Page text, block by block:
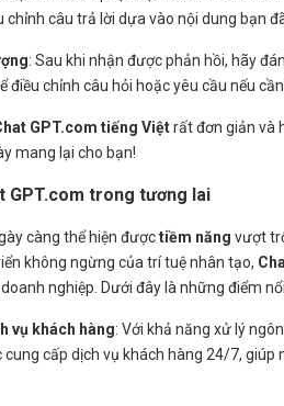
chỉnh câu trả lời dựa vào nội dung bạn
: Sau khi nhận được phản hồi, hãy
điều chỉnh câu hỏi hoặc yêu cầu nếu
GPT.com tiếng Việtrất đơn giản và
mang lại cho bạn!
GPT.com trong tương lai
càng thể hiện đượctiềm năng vượt
không ngừng của trí tuệ nhân tạo,
nghiệp. Dưới đây là những điểm
vụ khách hàng: Với khả năng xử lý
cung cấp dịch vụ khách hàng 24/7,